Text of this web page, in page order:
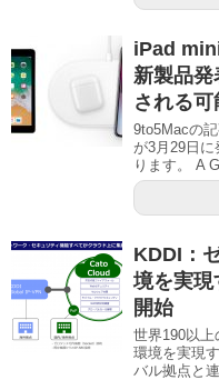
iPad
新製品
される可
9to5Macの
が3月29日
ります。 A
KDDI：
境を実
開始
世界190以上
環境を実現
バル拠点と